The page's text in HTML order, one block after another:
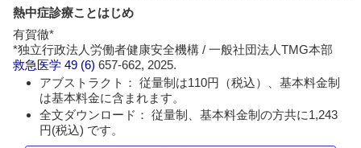
熱中症診療ことはじめ
有賀徹*
*独立行政法人労働者健康安全機構 / 一般社団法人TMG本部
救急医学 49 (6)657-662, 2025.
アブストラクト： 従量制は110円（税込）、基本料金制
は基本料金に含まれます。
全文ダウンロード： 従量制、基本料金制の方共に1,243
円(税込) です。